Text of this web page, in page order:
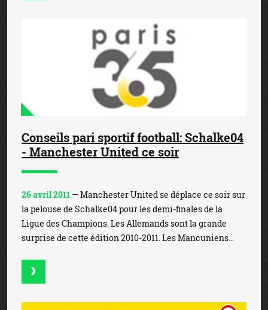
Conseils pari sportif football: Schalke04
- Manchester United ce soir
26 avril 2011 — Manchester United se déplace ce soir sur
la pelouse de Schalke04 pour les demi-finales de la
Ligue des Champions. Les Allemands sont la grande
surprise de cette édition 2010-2011. Les Mancuniens...